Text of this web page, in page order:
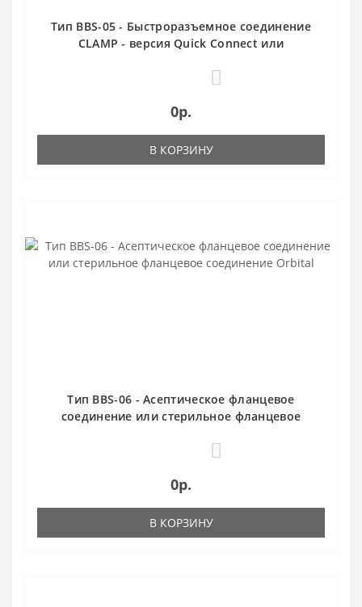
Тип BBS-05 - Быстроразъемное соединение
CLAMP - версия Quick Connect или
0р.
В КОРЗИНУ
Тип BBS-06 - Асептическое фланцевое
соединение или стерильное фланцевое
0р.
В КОРЗИНУ